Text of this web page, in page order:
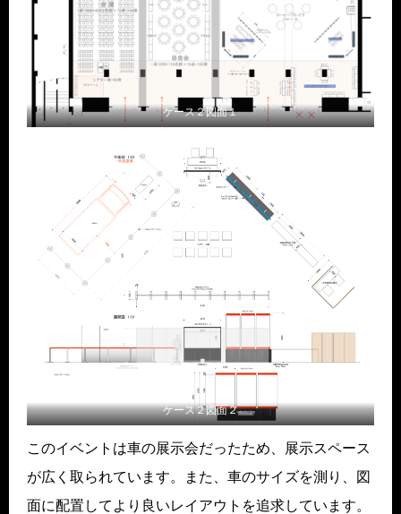
ケース２図面１
ケース２図面２
このイベントは車の展示会だったため、展示スペース
が広く取られています。また、車のサイズを測り、図
面に配置してより良いレイアウトを追求しています。